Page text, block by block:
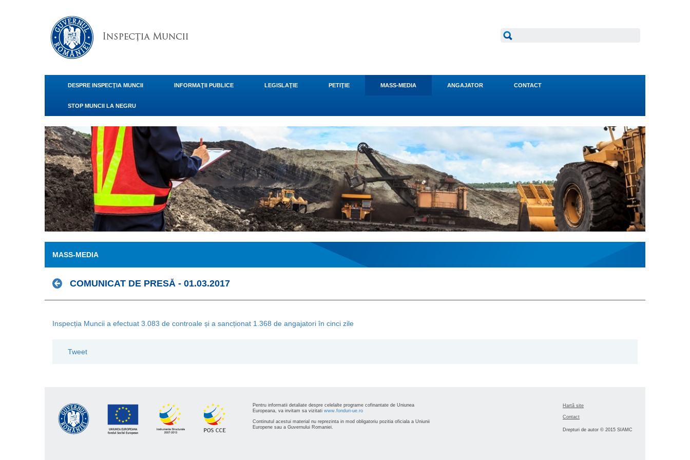
DESPRE INSPECŢIA MUNCII INFORMAŢII PUBLICE LEGISLAŢIE PETIŢIE MASS-MEDIA ANGAJATOR CONTACT
STOP MUNCII LA NEGRU
MASS-MEDIA
COMUNICAT DE PRESĂ - 01.03.2017
Inspecția Muncii a efectuat 3.083 de controale și a sancționat 1.368 de angajatori în cinci zile
Tweet
Pentru informatii detaliate despre celelalte programe cofinantate de Uniunea
Europeana, va invitam sa vizitati www.fonduri-ue.ro
Continutul acestui material nu reprezinta in mod obligatoriu pozitia oficiala a Uniunii
Europene sau a Guvernului Romaniei.
Hartă site
Contact
Drepturi de autor © 2015 SIAMC